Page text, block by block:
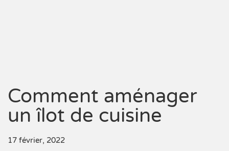
Comment aménager
un îlot de cuisine
17 février, 2022